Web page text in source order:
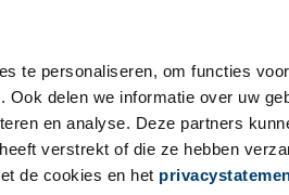
te personaliseren, om functies
delen we informatie over uw
en analyse. Deze partners
verstrekt of die ze hebben
de cookies en het